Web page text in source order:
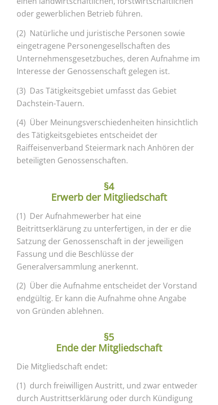
oder gewerblichen Betrieb führen.
(2) Natürliche und juristische Personen sowie
eingetragene Personengesellschaften des
Unternehmensgesetzbuches, deren Aufnahme im
Interesse der Genossenschaft gelegen ist.
(3) Das Tätigkeitsgebiet umfasst das Gebiet
Dachstein-Tauern.
(4) Über Meinungsverschiedenheiten hinsichtlich
des Tätigkeitsgebietes entscheidet der
Raiffeisenverband Steiermark nach Anhören der
beteiligten Genossenschaften.
§4
Erwerb der Mitgliedschaft
(1) Der Aufnahmewerber hat eine
Beitrittserklärung zu unterfertigen, in der er die
Satzung der Genossenschaft in der jeweiligen
Fassung und die Beschlüsse der
Generalversammlung anerkennt.
(2) Über die Aufnahme entscheidet der Vorstand
endgültig. Er kann die Aufnahme ohne Angabe
von Gründen ablehnen.
§5
Ende der Mitgliedschaft
Die Mitgliedschaft endet:
(1) durch freiwilligen Austritt, und zwar entweder
durch Austrittserklärung oder durch Kündigung